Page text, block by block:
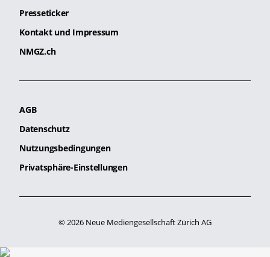
Presseticker
Kontakt und Impressum
NMGZ.ch
AGB
Datenschutz
Nutzungsbedingungen
Privatsphäre-Einstellungen
© 2026 Neue Mediengesellschaft Zürich AG